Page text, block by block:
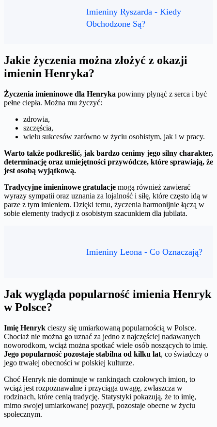
Imieniny Ryszarda - Kiedy
Obchodzone Są?
Jakie życzenia można złożyć z okazji
imienin Henryka?
Życzenia imieninowe dla Henryka powinny płynąć z serca i być
pełne ciepła. Można mu życzyć:
zdrowia,
szczęścia,
wielu sukcesów zarówno w życiu osobistym, jak i w pracy.
Warto także podkreślić, jak bardzo cenimy jego silny charakter,
determinację oraz umiejętności przywódcze, które sprawiają, że
jest osobą wyjątkową.
Tradycyjne imieninowe gratulacje mogą również zawierać
wyrazy sympatii oraz uznania za lojalność i siłę, które często idą w
parze z tym imieniem. Dzięki temu, życzenia harmonijnie łączą w
sobie elementy tradycji z osobistym szacunkiem dla jubilata.
Imieniny Leona - Co Oznaczają?
Jak wygląda popularność imienia Henryk
w Polsce?
Imię Henryk cieszy się umiarkowaną popularnością w Polsce.
Chociaż nie można go uznać za jedno z najczęściej nadawanych
noworodkom, wciąż można spotkać wiele osób noszących to imię.
Jego popularność pozostaje stabilna od kilku lat, co świadczy o
jego trwałej obecności w polskiej kulturze.
Choć Henryk nie dominuje w rankingach czołowych imion, to
wciąż jest rozpoznawalne i przyciąga uwagę, zwłaszcza w
rodzinach, które cenią tradycję. Statystyki pokazują, że to imię,
mimo swojej umiarkowanej pozycji, pozostaje obecne w życiu
społecznym.